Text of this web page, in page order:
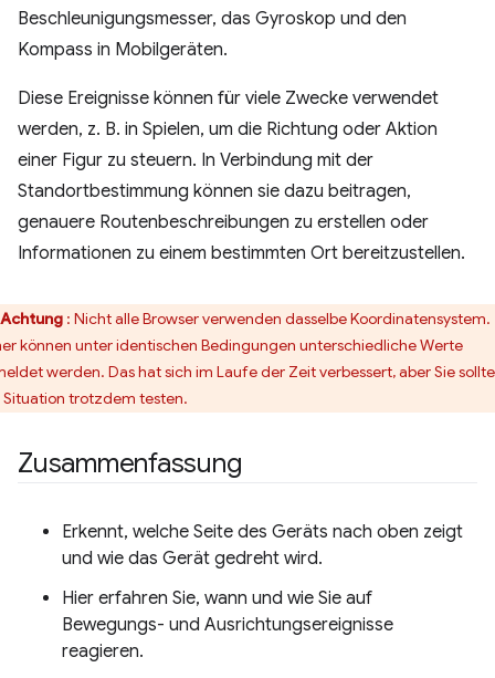
Beschleunigungsmesser, das Gyroskop und den
Kompass in Mobilgeräten.
Diese Ereignisse können für viele Zwecke verwendet
werden, z. B. in Spielen, um die Richtung oder Aktion
einer Figur zu steuern. In Verbindung mit der
Standortbestimmung können sie dazu beitragen,
genauere Routenbeschreibungen zu erstellen oder
Informationen zu einem bestimmten Ort bereitzustellen.
Achtung : Nicht alle Browser verwenden dasselbe Koordinatensystem.
können unter identischen Bedingungen unterschiedliche Werte
werden. Das hat sich im Laufe der Zeit verbessert, aber Sie
Situation trotzdem testen.
Zusammenfassung
Erkennt, welche Seite des Geräts nach oben zeigt
und wie das Gerät gedreht wird.
Hier erfahren Sie, wann und wie Sie auf
Bewegungs- und Ausrichtungsereignisse
reagieren.